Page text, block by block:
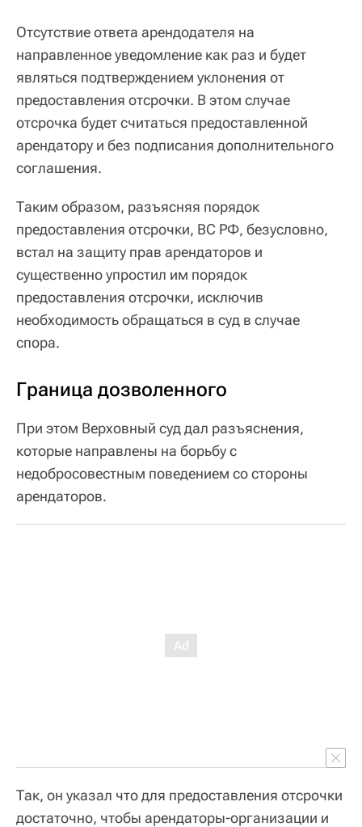
Отсутствие ответа арендодателя на
направленное уведомление как раз и будет
являться подтверждением уклонения от
предоставления отсрочки. В этом случае
отсрочка будет считаться предоставленной
арендатору и без подписания дополнительного
соглашения.
Таким образом, разъясняя порядок
предоставления отсрочки, ВС РФ, безусловно,
встал на защиту прав арендаторов и
существенно упростил им порядок
предоставления отсрочки, исключив
необходимость обращаться в суд в случае
спора.
Граница дозволенного
При этом Верховный суд дал разъяснения,
которые направлены на борьбу с
недобросовестным поведением со стороны
арендаторов.
Так, он указал что для предоставления отсрочки
достаточно, чтобы арендаторы-организации и